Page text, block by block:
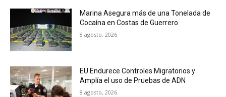
Marina Asegura más de una Tonelada de
Cocaína en Costas de Guerrero.
8 agosto, 2026
EU Endurece Controles Migratorios y
Amplía el uso de Pruebas de ADN
8 agosto, 2026